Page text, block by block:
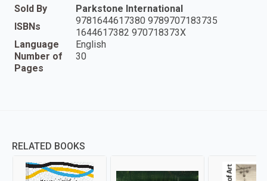
Sold By
Parkstone International
ISBNs
9781644617380 9789707183735
1644617382 970718373X
Language
English
Number of
Pages
30
RELATED BOOKS